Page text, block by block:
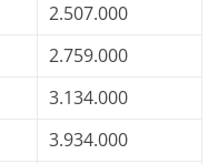
2.507.000
2.759.000
3.134.000
3.934.000